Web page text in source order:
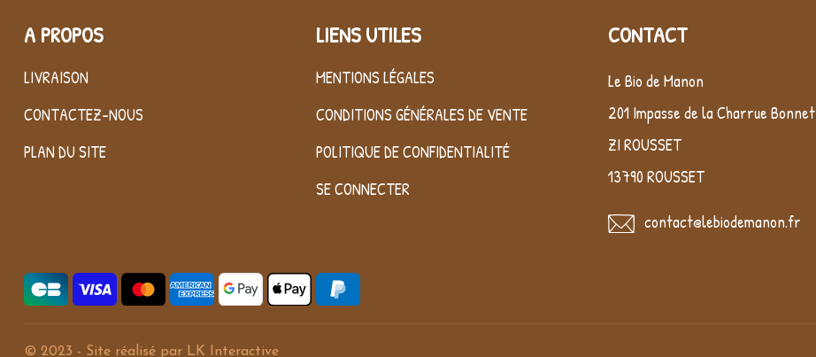
A PROPOS
LIVRAISON
CONTACTEZ-NOUS
PLAN DU SITE
LIENS UTILES
MENTIONS LÉGALES
CONDITIONS GÉNÉRALES DE VENTE
POLITIQUE DE CONFIDENTIALITÉ
SE CONNECTER
CONTACT
Le Bio de Manon
201 Impasse de la Charrue Bonnet
ZI ROUSSET
13790 ROUSSET
contact@lebiodemanon.fr
© 2023 - Site réalisé par LK Interactive